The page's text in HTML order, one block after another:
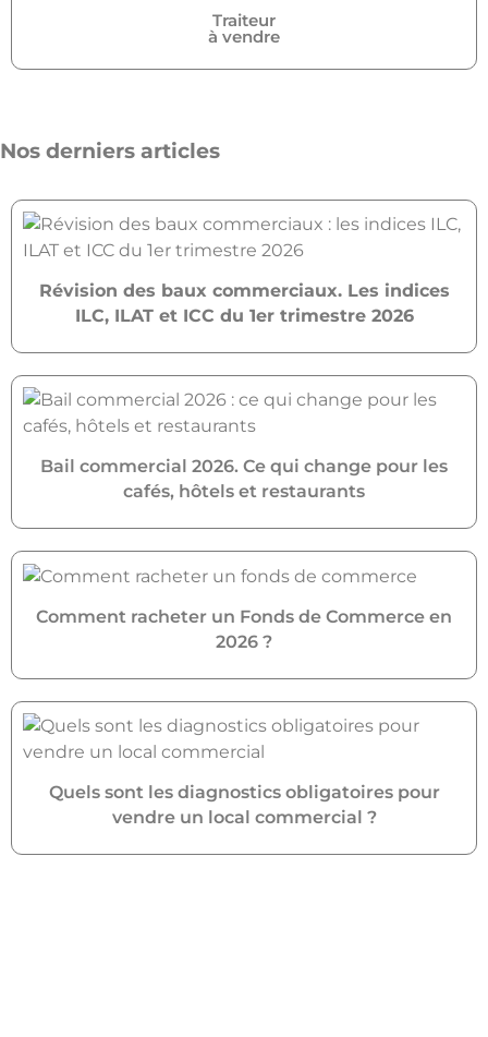
Traiteur
à vendre
Nos derniers articles
Révision des baux commerciaux. Les indices
ILC, ILAT et ICC du 1er trimestre 2026
Bail commercial 2026. Ce qui change pour les
cafés, hôtels et restaurants
Comment racheter un Fonds de Commerce en
2026 ?
Quels sont les diagnostics obligatoires pour
vendre un local commercial ?